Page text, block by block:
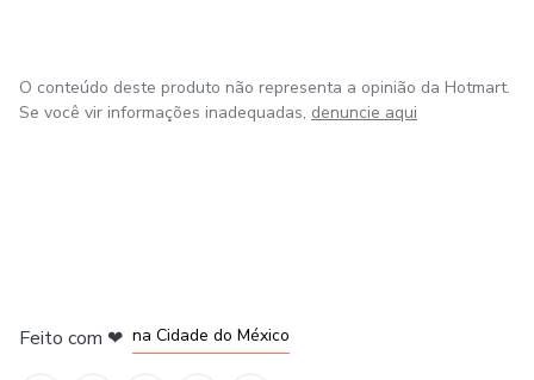
O conteúdo deste produto não representa a opinião da Hotmart.
Se você vir informações inadequadas, denuncie aqui
Feito com ❤ na Cidade do México